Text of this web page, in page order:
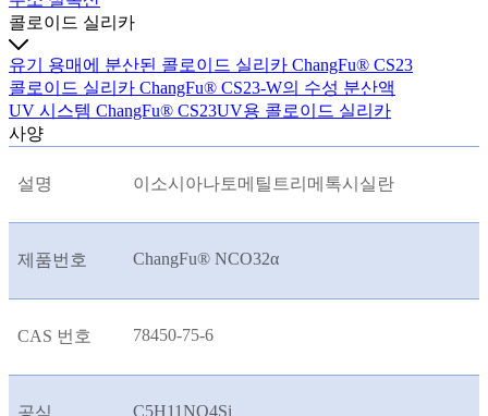
콜로이드 실리카
유기 용매에 분산된 콜로이드 실리카 ChangFu® CS23
콜로이드 실리카 ChangFu® CS23-W의 수성 분산액
UV 시스템 ChangFu® CS23UV용 콜로이드 실리카
사양
설명 이소시아나토메틸트리메톡시실란
제품번호 ChangFu® NCO32α
CAS 번호 78450-75-6
공식 C5H11NO4Si